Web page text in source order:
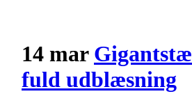
14 mar
fuld udblæsning